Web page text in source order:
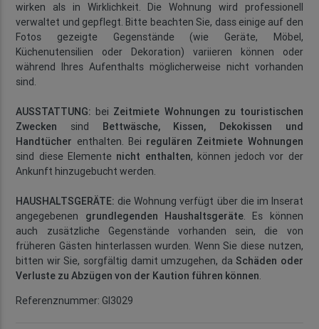
wirken als in Wirklichkeit. Die Wohnung wird professionell
verwaltet und gepflegt. Bitte beachten Sie, dass einige auf den
Fotos gezeigte Gegenstände (wie Geräte, Möbel,
Küchenutensilien oder Dekoration) variieren können oder
während Ihres Aufenthalts möglicherweise nicht vorhanden
sind.
AUSSTATTUNG: bei Zeitmiete Wohnungen zu touristischen
Zwecken sind
Bettwäsche, Kissen, Dekokissen und
Handtücher enthalten. Bei regulären Zeitmiete Wohnungen
sind diese Elemente nicht enthalten, können jedoch vor der
Ankunft hinzugebucht werden.
HAUSHALTSGERÄTE: die Wohnung verfügt über die im Inserat
angegebenen grundlegenden Haushaltsgeräte. Es können
auch zusätzliche Gegenstände vorhanden sein, die von
früheren Gästen hinterlassen wurden. Wenn Sie diese nutzen,
bitten wir Sie, sorgfältig damit umzugehen, daSchäden oder
Verluste zu Abzügen von der Kaution führen können.
Referenznummer: GI3029